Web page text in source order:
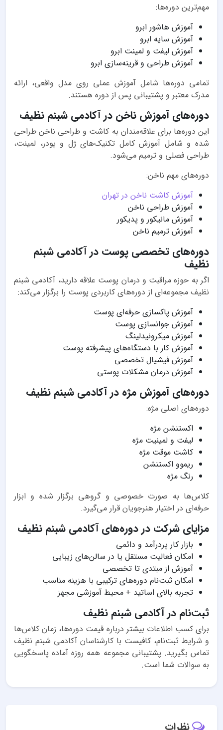
مهم‌ترین دوره‌ها:
آموزش هاشور ابرو
آموزش سایه ابرو
آموزش لیفت و لمینت ابرو
آموزش طراحی و قرینه‌سازی ابرو
تمامی دوره‌ها شامل آموزش عملی روی مدل واقعی، ارائه
مدرک معتبر و پشتیبانی پس از دوره هستند.
دوره‌های آموزش ناخن در آکادمی شبنم نظیف
این دوره‌ها برای علاقه‌مندان به کاشت و طراحی ناخن طراحی
شده و شامل آموزش کامل تکنیک‌های ژل و پودر، لمینت،
طراحی فصلی و ترمیم می‌شود.
دوره‌های مهم ناخن:
آموزش کاشت ناخن در تهران
آموزش طراحی ناخن
آموزش مانیکور و پدیکور
آموزش ترمیم ناخن
دوره‌های تخصصی پوست در آکادمی شبنم
نظیف
اگر به حوزه مراقبت و درمان پوست علاقه دارید، آکادمی شبنم
نظیف مجموعه‌ای از دوره‌های کاربردی پوست را برگزار می‌کند:
آموزش پاکسازی حرفه‌ای پوست
آموزش جوانسازی پوست
آموزش میکرونیدلینگ
آموزش کار با دستگاه‌های پیشرفته پوست
آموزش فیشیال تخصصی
آموزش درمان مشکلات پوستی
دوره‌های آموزش مژه در آکادمی شبنم نظیف
دوره‌های اصلی مژه:
اکستنشن مژه
لیفت و لمینیت مژه
کاشت موقت مژه
ریموو اکستنشن
رنگ مژه
کلاس‌ها به صورت خصوصی و گروهی برگزار شده و ابزار
حرفه‌ای در اختیار هنرجویان قرار می‌گیرد.
مزایای شرکت در دوره‌های آکادمی شبنم نظیف
بازار کار پردرآمد و دائمی
امکان فعالیت مستقل یا در سالن‌های زیبایی
آموزش از مبتدی تا تخصصی
امکان ثبت‌نام دوره‌های ترکیبی با هزینه مناسب
تجربه بالای اساتید + محیط آموزشی مجهز
ثبت‌نام در آکادمی شبنم نظیف
برای کسب اطلاعات بیشتر درباره قیمت دوره‌ها، زمان کلاس‌ها
و شرایط ثبت‌نام، کافیست با کارشناسان آکادمی شبنم نظیف
تماس بگیرید. پشتیبانی مجموعه همه روزه آماده پاسخگویی
به سوالات شما است.
نظرات